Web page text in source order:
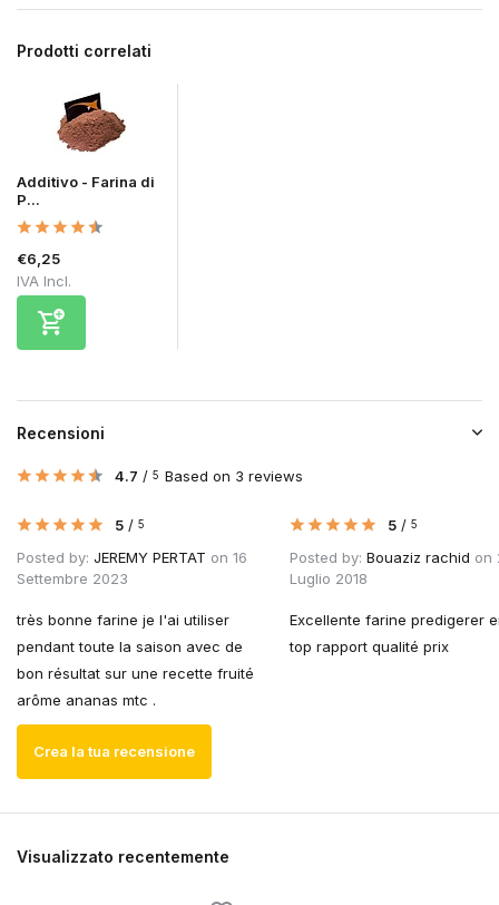
Prodotti correlati
Additivo - Farina di
P...
€6,25
IVA Incl.
Recensioni
4.7 / 5 Based on 3 reviews
5 / 5
Posted by: JEREMY PERTAT on 16
Settembre 2023
très bonne farine je l'ai utiliser
pendant toute la saison avec de
bon résultat sur une recette fruité
arôme ananas mtc .
5 / 5
Posted by: Bouaziz rachid on
Luglio 2018
Excellente farine predigerer
top rapport qualité prix
Crea la tua recensione
Visualizzato recentemente